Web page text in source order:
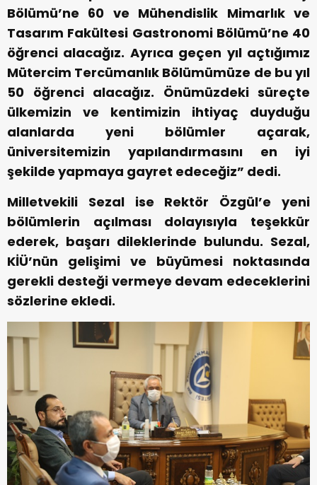
Bölümü’ne 60 ve Mühendislik Mimarlık ve
Tasarım Fakültesi Gastronomi Bölümü’ne 40
öğrenci alacağız. Ayrıca geçen yıl açtığımız
Mütercim Tercümanlık Bölümümüze de bu yıl
50 öğrenci alacağız. Önümüzdeki süreçte
ülkemizin ve kentimizin ihtiyaç duyduğu
alanlarda yeni bölümler açarak,
üniversitemizin yapılandırmasını en iyi
şekilde yapmaya gayret edeceğiz” dedi.
Milletvekili Sezal ise Rektör Özgül’e yeni
bölümlerin açılması dolayısıyla teşekkür
ederek, başarı dileklerinde bulundu. Sezal,
KİÜ’nün gelişimi ve büyümesi noktasında
gerekli desteği vermeye devam edeceklerini
sözlerine ekledi.